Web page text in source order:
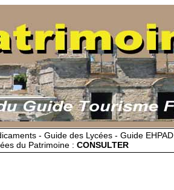
- Guide des Lycées - Guide EHPAD
du Patrimoine : CONSULTER